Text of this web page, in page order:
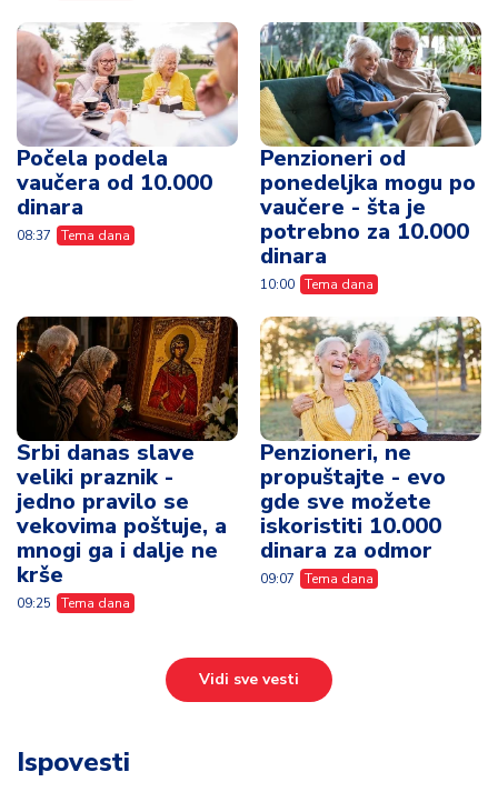
Počela podela
vaučera od 10.000
dinara
08:37 Tema dana
Penzioneri od
ponedeljka mogu po
vaučere - šta je
potrebno za 10.000
dinara
10:00 Tema dana
Srbi danas slave
veliki praznik -
jedno pravilo se
vekovima poštuje, a
mnogi ga i dalje ne
krše
09:25 Tema dana
Penzioneri, ne
propuštajte - evo
gde sve možete
iskoristiti 10.000
dinara za odmor
09:07 Tema dana
Vidi sve vesti
Ispovesti